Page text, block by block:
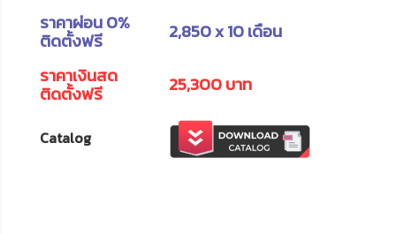
ราคาผ่อน 0%
ติดตั้งฟรี
2,850 x 10 เดือน
ราคาเงินสด
ติดตั้งฟรี 25,300 บาท
Catalog